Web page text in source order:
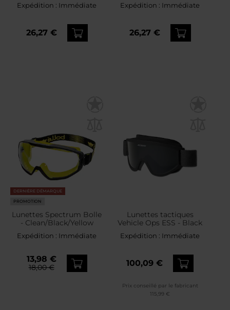
Expédition : Immédiate
26,27 €
Expédition : Immédiate
26,27 €
DERNIÈRE DÉMARQUE
PROMOTION
Lunettes Spectrum Bolle
- Clean/Black/Yellow
Expédition : Immédiate
13,98 €
18,00 €
Lunettes tactiques
Vehicle Ops ESS - Black
Expédition : Immédiate
100,09 €
Prix conseillé par le fabricant
115,99 €